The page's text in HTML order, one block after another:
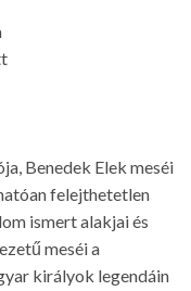
Benedek Elek meséi
felejthetetlen
ismert alakjai és
meséi a
királyok legendáin